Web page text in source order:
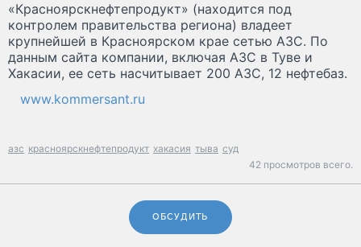
«Красноярскнефтепродукт» (находится под
контролем правительства региона) владеет
крупнейшей в Красноярском крае сетью АЗС. По
данным сайта компании, включая АЗС в Туве и
Хакасии, ее сеть насчитывает 200 АЗС, 12 нефтебаз.
www.kommersant.ru
азс красноярскнефтепродукт хакасия тыва суд
42 просмотров всего.
ОБСУДИТЬ